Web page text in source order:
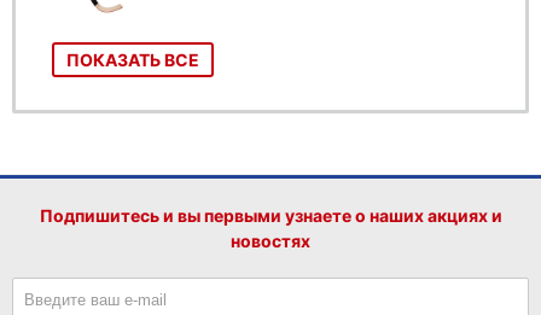
ПОКАЗАТЬ ВСЕ
Подпишитесь и вы первыми узнаете о наших акциях и
новостях